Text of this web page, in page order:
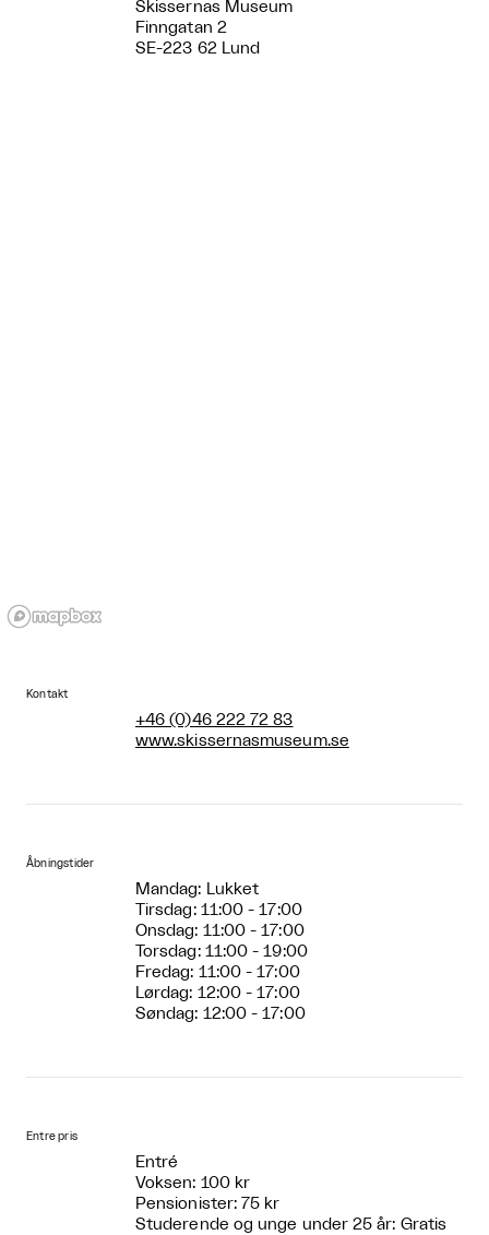
Skissernas Museum
Finngatan 2
SE-223 62 Lund
Kontakt
+46 (0)46 222 72 83
www.skissernasmuseum.se
Åbningstider
Mandag: Lukket
Tirsdag: 11:00 - 17:00
Onsdag: 11:00 - 17:00
Torsdag: 11:00 - 19:00
Fredag: 11:00 - 17:00
Lørdag: 12:00 - 17:00
Søndag: 12:00 - 17:00
Entre pris
Entré
Voksen: 100 kr
Pensionister: 75 kr
Studerende og unge under 25 år: Gratis